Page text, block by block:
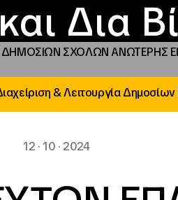
Δια
και
Νέα
ΣΧΟΛΩΝ ΑΝΩΤΕΡΗΣ
& Λειτουργία Δημοσίων
12 · 10 · 2024